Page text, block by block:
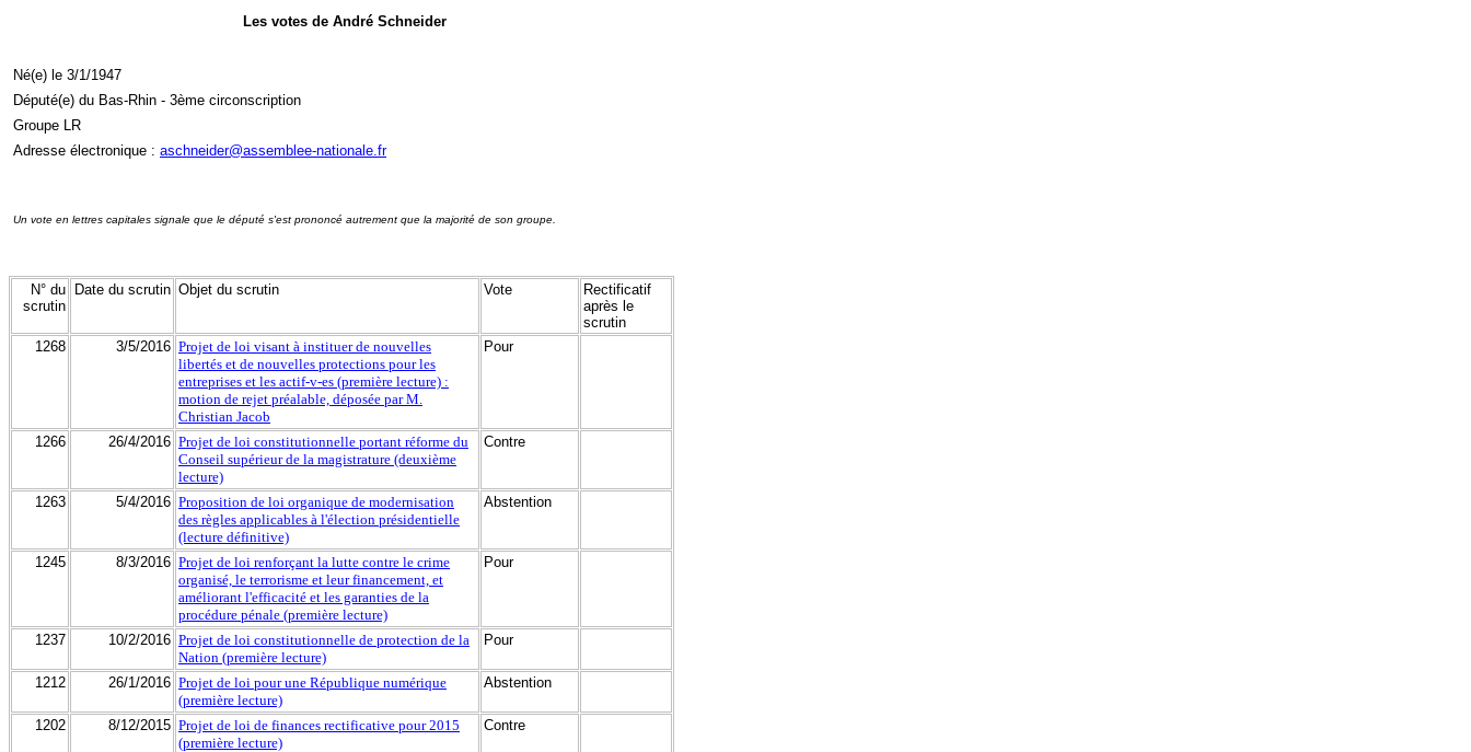
Les votes de André Schneider
Né(e) le 3/1/1947
Député(e) du Bas-Rhin - 3ème circonscription
Groupe LR
Adresse électronique : aschneider@assemblee-nationale.fr
Un vote en lettres capitales signale que le député s'est prononcé autrement que la majorité de son groupe.
N° du
scrutin
Date du scrutin Objet du scrutin Vote
Rectificatif
après le
scrutin
1268
3/5/2016 Projet de loi visant à instituer de nouvelles
libertés et de nouvelles protections pour les
entreprises et les actif-v-es (première lecture) :
motion de rejet préalable, déposée par M.
Christian Jacob
Pour
1266 26/4/2016 Projet de loi constitutionnelle portant réforme du
Conseil supérieur de la magistrature (deuxième
lecture)
Contre
1263 5/4/2016 Proposition de loi organique de modernisation
des règles applicables à l'élection présidentielle
(lecture définitive)
Abstention
1245 8/3/2016 Projet de loi renforçant la lutte contre le crime
organisé, le terrorisme et leur financement, et
améliorant l'efficacité et les garanties de la
procédure pénale (première lecture)
Pour
1237 10/2/2016 Projet de loi constitutionnelle de protection de la
Nation (première lecture)
Pour
1212 26/1/2016 Projet de loi pour une République numérique
(première lecture)
Abstention
1202 8/12/2015 Projet de loi de finances rectificative pour 2015
(première lecture)
Contre